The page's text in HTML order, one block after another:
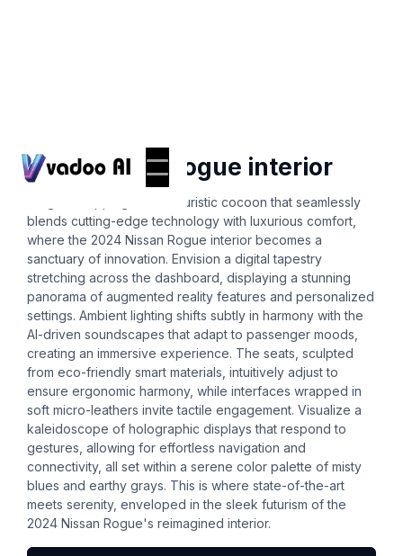
2024 nissan rogue interior
Imagine stepping into a futuristic cocoon that seamlessly
blends cutting-edge technology with luxurious comfort,
where the 2024 Nissan Rogue interior becomes a
sanctuary of innovation. Envision a digital tapestry
stretching across the dashboard, displaying a stunning
panorama of augmented reality features and personalized
settings. Ambient lighting shifts subtly in harmony with the
AI-driven soundscapes that adapt to passenger moods,
creating an immersive experience. The seats, sculpted
from eco-friendly smart materials, intuitively adjust to
ensure ergonomic harmony, while interfaces wrapped in
soft micro-leathers invite tactile engagement. Visualize a
kaleidoscope of holographic displays that respond to
gestures, allowing for effortless navigation and
connectivity, all set within a serene color palette of misty
blues and earthy grays. This is where state-of-the-art
meets serenity, enveloped in the sleek futurism of the
2024 Nissan Rogue's reimagined interior.